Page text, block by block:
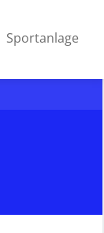
Sportanlage